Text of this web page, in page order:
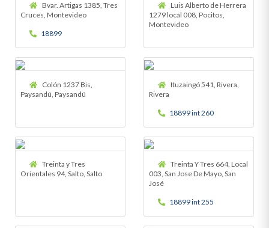
Bvar. Artigas 1385, Tres
Cruces, Montevideo
18899
Luis Alberto de Herrera
1279 local 008, Pocitos,
Montevideo
Colón 1237 Bis,
Paysandú, Paysandú
Ituzaingó 541, Rivera,
Rivera
18899 int 260
Treinta y Tres
Orientales 94, Salto, Salto
Treinta Y Tres 664, Local
003, San Jose De Mayo, San
José
18899 int 255